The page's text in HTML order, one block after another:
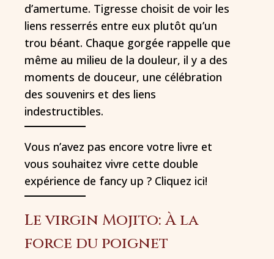
d’amertume. Tigresse choisit de voir les
liens resserrés entre eux plutôt qu’un
trou béant. Chaque gorgée rappelle que
même au milieu de la douleur, il y a des
moments de douceur, une célébration
des souvenirs et des liens
indestructibles.
Vous n’avez pas encore votre livre et
vous souhaitez vivre cette double
expérience de fancy up ? Cliquez ici!
Le virgin Mojito: À la
force du poignet